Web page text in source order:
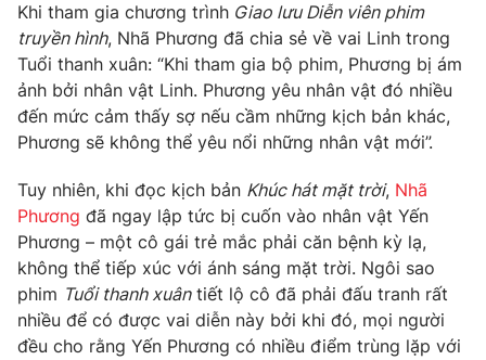
Nhân vật
Khán giả
Giải sao mai
Âm nhạc
Sao
Đời sống
Du lịch
Làm đẹp
Chất lượng cuộc sống
Giáo dục
Tuyển sinh
Công nghệ
Hitech Công nghệ tương lai
Sản phẩm
Thị trường
Tư vấn
Giao lưu trực tuyến
Lịch phát sóng
Chuyên mục khác
Khi tham gia chương trình Giao lưu Diễn viên phim
truyền hình, Nhã Phương đã chia sẻ về vai Linh trong
Tuổi thanh xuân: “Khi tham gia bộ phim, Phương bị ám
ảnh bởi nhân vật Linh. Phương yêu nhân vật đó nhiều
đến mức cảm thấy sợ nếu cầm những kịch bản khác,
Phương sẽ không thể yêu nổi những nhân vật mới”.
Tuy nhiên, khi đọc kịch bản Khúc hát mặt trời, Nhã
Phương đã ngay lập tức bị cuốn vào nhân vật Yến
Phương – một cô gái trẻ mắc phải căn bệnh kỳ lạ,
không thể tiếp xúc với ánh sáng mặt trời. Ngôi sao
phim Tuổi thanh xuântiết lộ cô đã phải đấu tranh rất
nhiều để có được vai diễn này bởi khi đó, mọi người
đều cho rằng Yến Phương có nhiều điểm trùng lặp với